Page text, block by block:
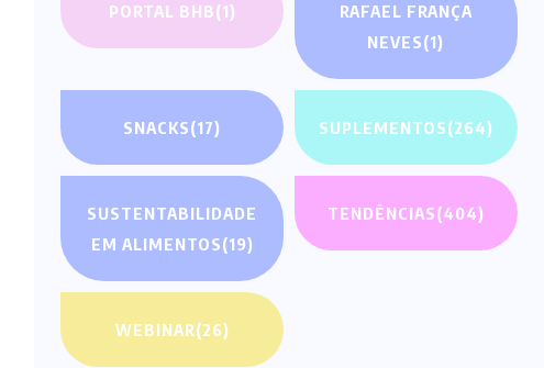
PORTAL BHB(1)
RAFAEL FRANÇA
NEVES(1)
SNACKS(17) SUPLEMENTOS(264)
SUSTENTABILIDADE
EM ALIMENTOS(19)
TENDÊNCIAS(404)
WEBINAR(26)